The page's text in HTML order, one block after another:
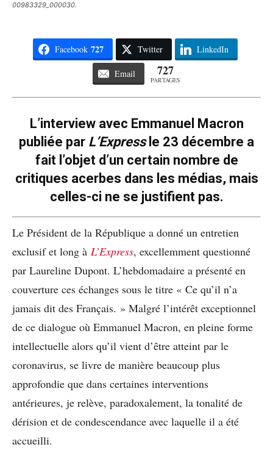
00983329_000030.
Facebook 727 Twitter LinkedIn
Email 727
PARTAGES
L’interview avec Emmanuel Macron
publiée par L’Expressle 23 décembre a
fait l’objet d’un certain nombre de
critiques acerbes dans les médias, mais
celles-ci ne se justifient pas.
Le Président de la République a donné un entretien
exclusif et long à L’Express, excellemment questionné
par Laureline Dupont. L’hebdomadaire a présenté en
couverture ces échanges sous le titre « Ce qu’il n’a
jamais dit des Français. » Malgré l’intérêt exceptionnel
de ce dialogue où Emmanuel Macron, en pleine forme
intellectuelle alors qu’il vient d’être atteint par le
coronavirus, se livre de manière beaucoup plus
approfondie que dans certaines interventions
antérieures, je relève, paradoxalement, la tonalité de
dérision et de condescendance avec laquelle il a été
accueilli.